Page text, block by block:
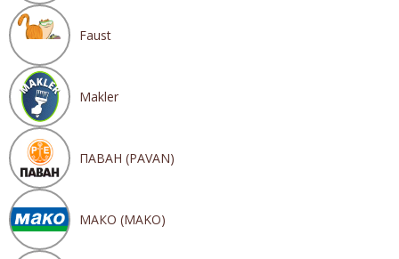
Faust
Makler
ПАВАН (PAVAN)
МАКО (MAKO)